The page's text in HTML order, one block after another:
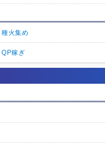
種火集め
QP稼ぎ